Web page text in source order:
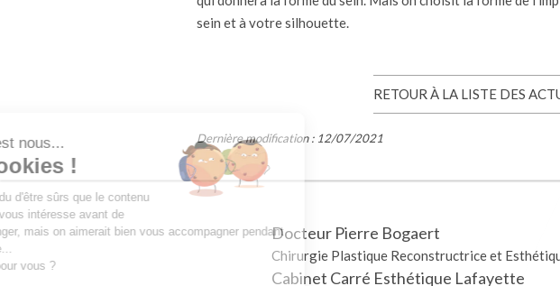
sein et à votre silhouette.
RETOUR À LA LISTE DES
Dernière modification : 12/07/2021
Docteur Pierre Bogaert
Chirurgie Plastique Reconstructrice et
Cabinet Carré Esthétique Lafayette
Salut c'est nous...
les Cookies !
On a attendu d'être sûrs que le contenu
de ce site vous intéresse avant de
vous déranger, mais on aimerait bien vous accompagner pendant
C'est OK pour vous ?